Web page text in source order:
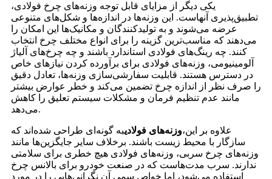
یکی دیگر از مزایای قابل توجه وزنه‌های چرخ فولادی،
تطبیق‌پذیری آنهاست. این وزنه‌ها در اندازه‌ها و شکل‌های متنوعی
عرضه می‌شوند و به تولیدکنندگان و مکانیک‌ها این امکان را
می‌دهند که مناسب‌ترین گزینه را برای انواع مختلف چرخ انتخاب
کنند. چه رینگ‌های فولادی استاندارد باشند و چه چرخ‌های آلیاژ
آلومینیومی، وزنه‌های فولادی برای برآورده کردن نیازهای خاص
در دسترس هستند. قابلیت سفارشی‌سازی وزنه‌ها، تعادل دقیق
را صرف نظر از اندازه چرخ تضمین می‌کند و خطر عوارض بیشتر
مانند عدم تنظیم فرمان و مشکلات سیستم تعلیق را کاهش
می‌دهد.
علاوه بر این،وزنه‌های فولادیبه گونه‌ای طراحی شده‌اند که
سازگار با محیط زیست باشند. برخلاف سایر جایگزین‌ها مانند
وزنه‌های چرخ سربی، وزنه‌های فولادی هیچ خطری برای سلامتی
ندارند. سرب مدت‌هاست که در صنعت خودرو برای بالانس چرخ
استفاده می‌شود، اما خواص سمی آن نگرانی‌هایی را در مورد